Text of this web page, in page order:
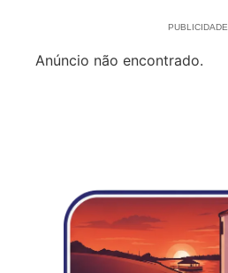
PUBLICIDADE
Anúncio não encontrado.